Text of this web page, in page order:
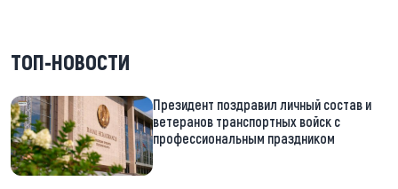
ТОП-НОВОСТИ
Президент поздравил личный состав и
ветеранов транспортных войск с
профессиональным праздником